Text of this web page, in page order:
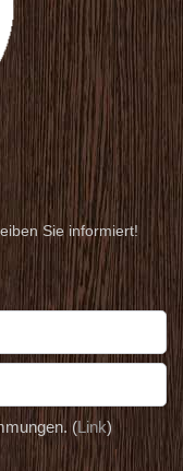
Sie informiert!
(Link)